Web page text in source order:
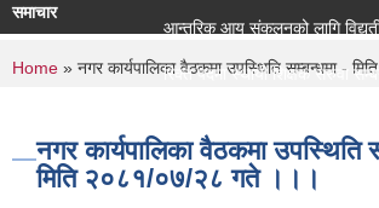
समाचार
आन्तरिक आय संकलनको लागि
रिक्त पदमा स्थायी शिक्षक सरुवा
You are here
Home » नगर कार्यपालिका वैठकमा उपस्थिति सम्बन्धमा -
नगर कार्यपालिका वैठकमा उपस्थिति
मिति २०८१/०७/२८ गते ।।।